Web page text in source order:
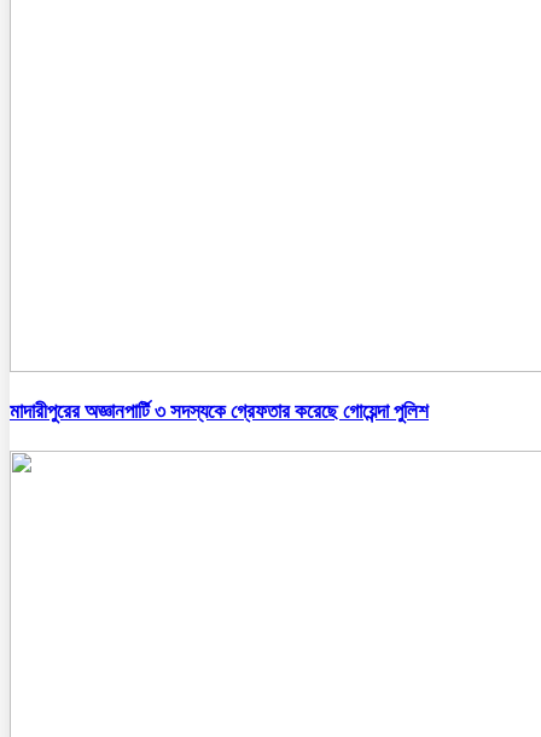
মাদারীপুরের অজ্ঞানপার্টি ৩ সদস্যকে গ্রেফতার করেছে গোয়েন্দা পুলিশ